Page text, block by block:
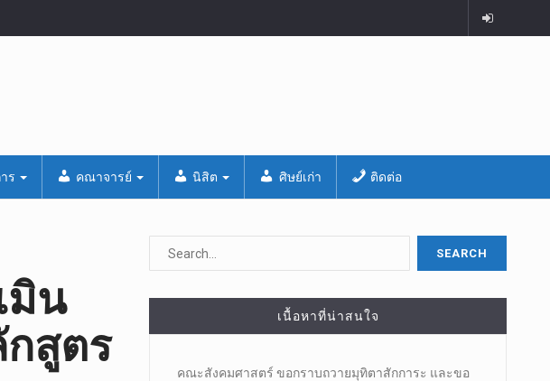
ร คณาจารย์ นิสิต ศิษย์เก่า ติดต่อ
มิน
สูตร
เนื้อหาที่น่าสนใจ
คณะสังคมศาสตร์ ขอกราบถวายมุทิตาสักการะ และขอ